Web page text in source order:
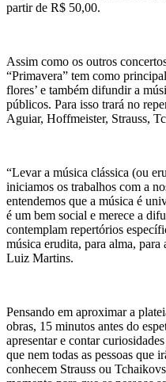
partir de R$ 50,00.
Assim como os outros
“Primavera” tem como
flores’ e também difundir a
públicos. Para isso trará no
Aguiar, Hoffmeister, Strauss,
“Levar a música clássica (ou
iniciamos os trabalhos com a
entendemos que a música é
é um bem social e merece a
contemplam repertórios
música erudita, para alma, para
Luiz Martins.
Pensando em aproximar a
obras, 15 minutos antes do
apresentar e contar
que nem todas as pessoas que
conhecem Strauss ou